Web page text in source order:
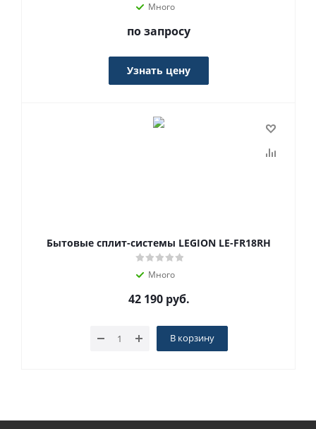
Много
по запросу
Узнать цену
Бытовые сплит-системы LEGION LE-FR18RH
Много
42 190руб.
В корзину